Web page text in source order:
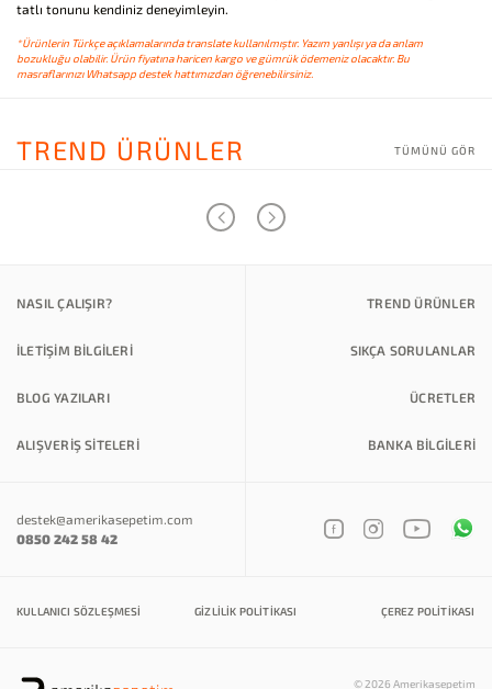
tatlı tonunu kendiniz deneyimleyin.
*Ürünlerin Türkçe açıklamalarında translate kullanılmıştır. Yazım yanlışı ya da anlam
bozukluğu olabilir. Ürün fiyatına haricen kargo ve gümrük ödemeniz olacaktır. Bu
masraflarınızı Whatsapp destek hattımızdan öğrenebilirsiniz.
TREND ÜRÜNLER TÜMÜNÜ GÖR
NASIL ÇALIŞIR? TREND ÜRÜNLER
İLETİŞİM BİLGİLERİ SIKÇA SORULANLAR
BLOG YAZILARI ÜCRETLER
ALIŞVERİŞ SİTELERİ BANKA BILGILERI
destek@amerikasepetim.com
0850 242 58 42
KULLANICI SÖZLEŞMESI GIZLILIK POLITIKASI ÇEREZ POLITIKASI
© 2026 Amerikasepetim